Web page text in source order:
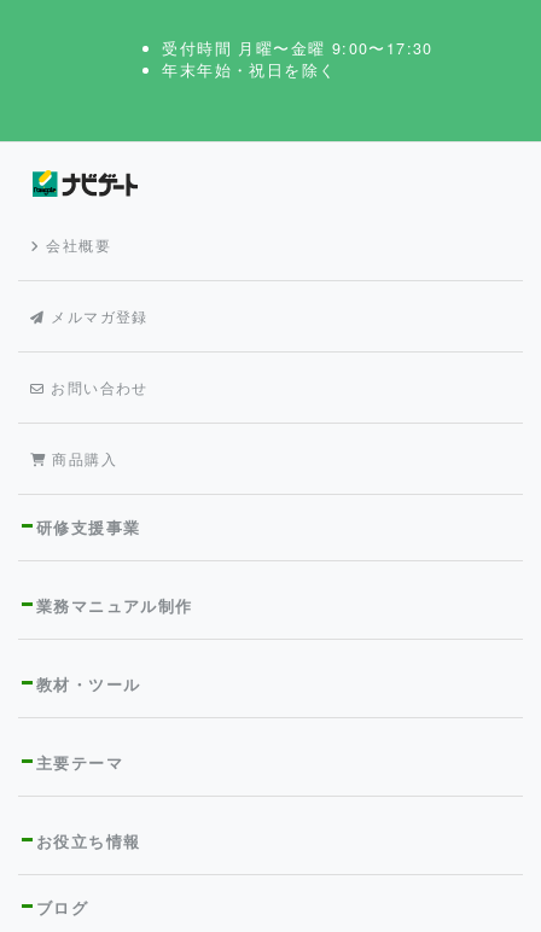
受付時間 月曜〜金曜 9:00〜17:30
年末年始・祝日を除く
会社概要
メルマガ登録
お問い合わせ
商品購入
研修支援事業
業務マニュアル制作
教材・ツール
主要テーマ
お役立ち情報
ブログ